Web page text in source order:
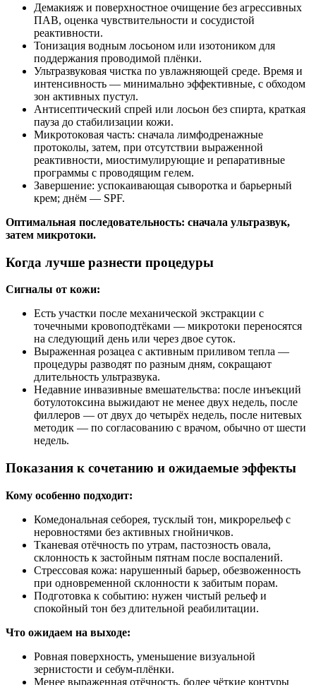
Демакияж и поверхностное очищение без агрессивных
ПАВ, оценка чувствительности и сосудистой
реактивности.
Тонизация водным лосьоном или изотоником для
поддержания проводимой плёнки.
Ультразвуковая чистка по увлажняющей среде. Время и
интенсивность — минимально эффективные, с обходом
зон активных пустул.
Антисептический спрей или лосьон без спирта, краткая
пауза до стабилизации кожи.
Микротоковая часть: сначала лимфодренажные
протоколы, затем, при отсутствии выраженной
реактивности, миостимулирующие и репаративные
программы с проводящим гелем.
Завершение: успокаивающая сыворотка и барьерный
крем; днём — SPF.
Оптимальная последовательность: сначала ультразвук,
затем микротоки.
Когда лучше разнести процедуры
Сигналы от кожи:
Есть участки после механической экстракции с
точечными кровоподтёками — микротоки переносятся
на следующий день или через двое суток.
Выраженная розацеа с активным приливом тепла —
процедуры разводят по разным дням, сокращают
длительность ультразвука.
Недавние инвазивные вмешательства: после инъекций
ботулотоксина выжидают не менее двух недель, после
филлеров — от двух до четырёх недель, после нитевых
методик — по согласованию с врачом, обычно от шести
недель.
Показания к сочетанию и ожидаемые эффекты
Кому особенно подходит:
Комедональная себорея, тусклый тон, микрорельеф с
неровностями без активных гнойничков.
Тканевая отёчность по утрам, пастозность овала,
склонность к застойным пятнам после воспалений.
Стрессовая кожа: нарушенный барьер, обезвоженность
при одновременной склонности к забитым порам.
Подготовка к событию: нужен чистый рельеф и
спокойный тон без длительной реабилитации.
Что ожидаем на выходе:
Ровная поверхность, уменьшение визуальной
зернистости и себум-плёнки.
Менее выраженная отёчность, более чёткие контуры